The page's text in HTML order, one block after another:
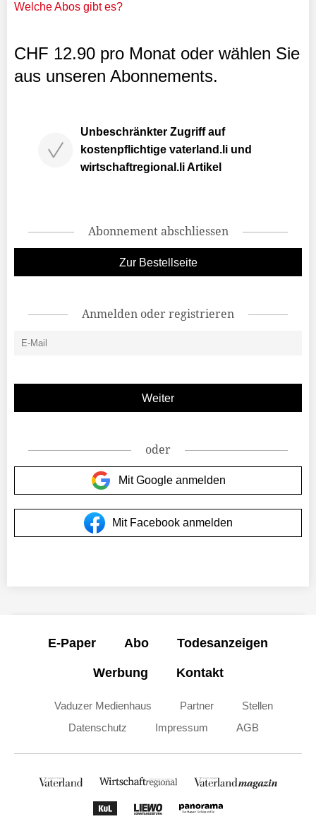
Welche Abos gibt es?
CHF 12.90 pro Monat oder wählen Sie
aus unseren Abonnements.
Unbeschränkter Zugriff auf
kostenpflichtige vaterland.li und
wirtschaftregional.li Artikel
Abonnement abschliessen
Zur Bestellseite
Anmelden oder registrieren
oder
Mit Google anmelden
Mit Facebook anmelden
E-Paper Abo Todesanzeigen
Werbung Kontakt
Vaduzer Medienhaus Partner
Stellen
Datenschutz
Impressum AGB